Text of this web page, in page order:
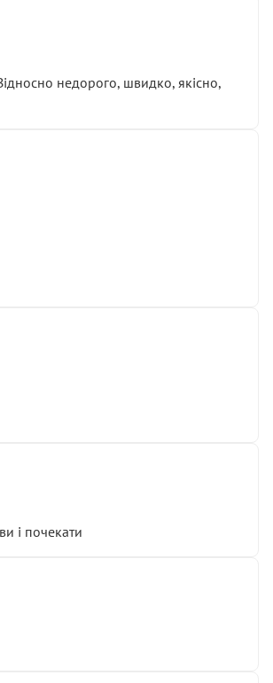
недорого, швидко, якісно,
і почекати